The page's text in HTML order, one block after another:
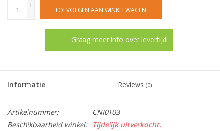
+
-
TOEVOEGEN AAN WINKELWAGEN
! Graag meer info over levertijd!
Informatie Reviews (0)
Artikelnummer:
CNI0103
Beschikbaarheid winkel:
Tijdelijk uitverkocht.